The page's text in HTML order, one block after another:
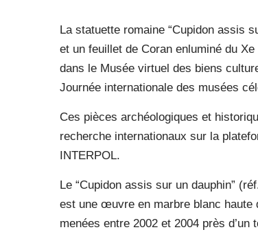
La statuette romaine “Cupidon assis
et un feuillet de Coran enluminé du
dans le Musée virtuel des biens
Journée internationale des musées
Ces pièces archéologiques et
recherche internationaux sur la
INTERPOL.
Le “Cupidon assis sur un dauphin”
est une œuvre en marbre blanc haute
menées entre 2002 et 2004 près